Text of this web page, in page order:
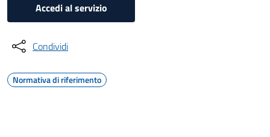
Accedi al servizio
Condividi
Normativa di riferimento